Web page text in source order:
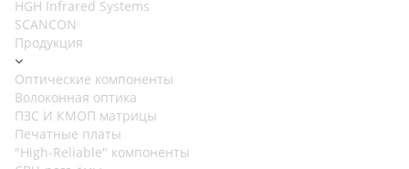
HGH Infrared Systems
SCANCON
Продукция
Оптические компоненты
Волоконная оптика
ПЗС И КМОП матрицы
Печатные платы
"High-Reliable" компоненты